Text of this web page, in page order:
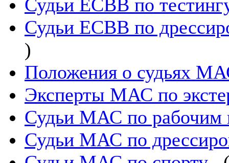
Судьи ЕСВВ по
Судьи ЕСВВ по
)
Положения о судьях
Эксперты МАС по
Судьи МАС по рабочим
Судьи МАС по